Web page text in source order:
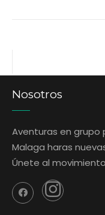
Nosotros
Aventuras en grupo
Malaga haras
Únete al